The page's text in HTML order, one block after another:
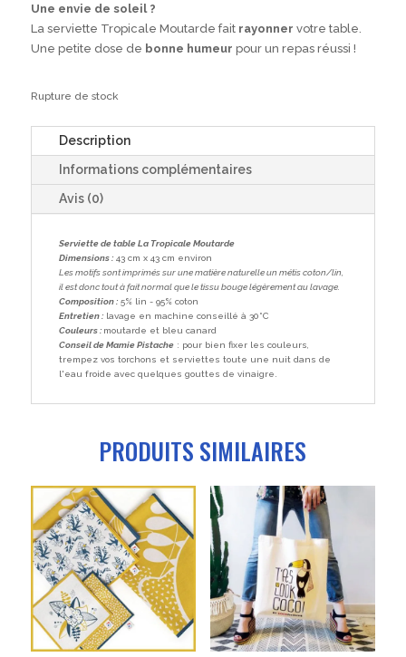
Une envie de soleil ?
La serviette Tropicale Moutarde fait rayonner votre table.
Une petite dose de bonne humeur pour un repas réussi !
Rupture de stock
Description
Informations complémentaires
Avis (0)
Serviette de table La Tropicale Moutarde
Dimensions :43 cm x 43 cm environ
Les motifs sont imprimés sur une matière naturelle un métis coton/lin,
il est donc tout à fait normal que le tissu bouge légèrement au lavage.
Composition :5% lin - 95% coton
Entretien :lavage en machine conseillé à 30°C
Couleurs : moutarde et bleu canard
Conseil de Mamie Pistache: pour bien fixer les couleurs,
trempez vos torchons et serviettes toute une nuit dans de
l'eau froide avec quelques gouttes de vinaigre.
PRODUITS SIMILAIRES